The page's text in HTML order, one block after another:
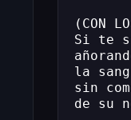
(CON
Si te
la
sin
de su